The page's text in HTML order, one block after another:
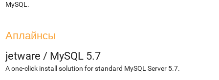
MySQL.
Аплайнсы
jetware / MySQL 5.7
A one-click install solution for standard MySQL Server 5.7.